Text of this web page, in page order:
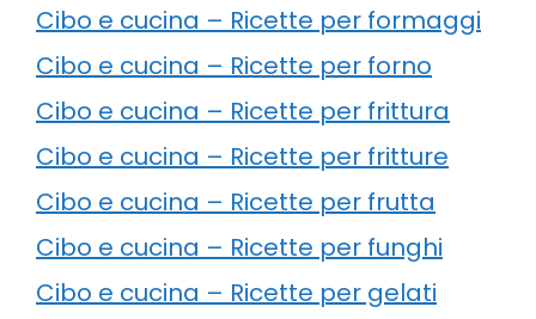
Cibo e cucina – Ricette per formaggi
Cibo e cucina – Ricette per forno
Cibo e cucina – Ricette per frittura
Cibo e cucina – Ricette per fritture
Cibo e cucina – Ricette per frutta
Cibo e cucina – Ricette per funghi
Cibo e cucina – Ricette per gelati